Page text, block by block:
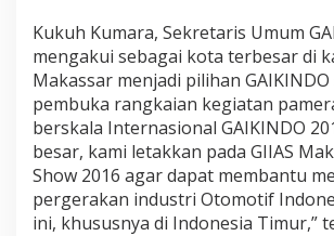
Kukuh Kumara, Sekretaris Umum
mengakui sebagai kota terbesar di
Makassar menjadi pilihan
pembuka rangkaian kegiatan
berskala Internasional GAIKINDO
besar, kami letakkan pada GIIAS
Show 2016 agar dapat membantu
pergerakan industri Otomotif
ini, khususnya di Indonesia Timur,”